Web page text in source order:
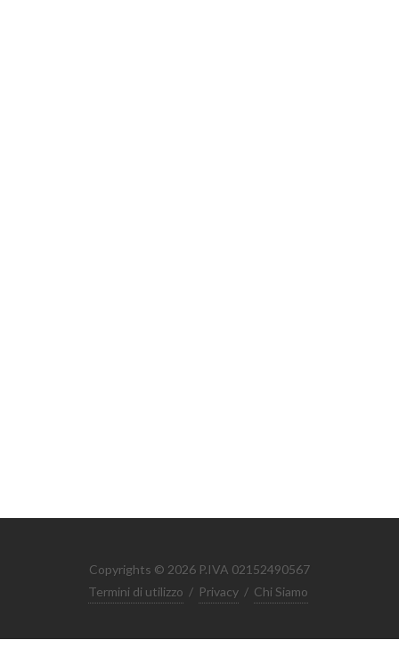
Copyrights © 2026 P.IVA 02152490567
Termini di utilizzo / Privacy / Chi Siamo